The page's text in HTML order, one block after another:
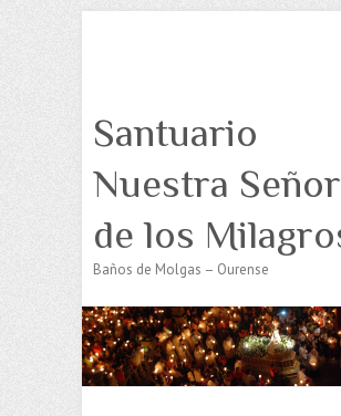
Santuario
Nuestra
de los
Baños de Molgas – Ourense